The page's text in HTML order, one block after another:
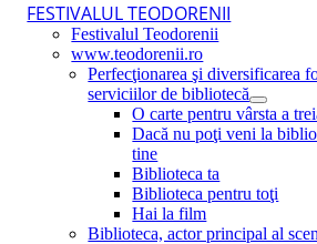
FESTIVALUL TEODORENII
Festivalul Teodorenii
www.teodorenii.ro
Perfecţionarea şi diversificarea
serviciilor de bibliotecă
O carte pentru vârsta a
Dacă nu poţi veni la
tine
Biblioteca ta
Biblioteca pentru toţi
Hai la film
Biblioteca, actor principal al